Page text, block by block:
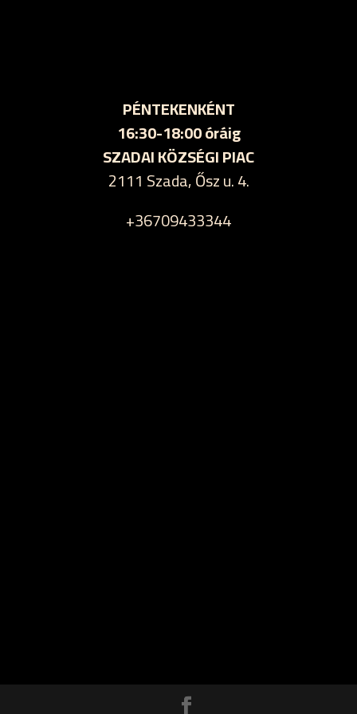
PÉNTEKENKÉNT
16:30-18:00 óráig
SZADAI KÖZSÉGI PIAC
2111 Szada, Ősz u. 4.
+36709433344